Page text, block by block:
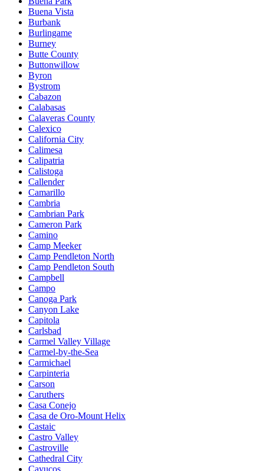
Buena Vista
Burbank
Burlingame
Burney
Butte County
Buttonwillow
Byron
Bystrom
Cabazon
Calabasas
Calaveras County
Calexico
California City
Calimesa
Calipatria
Calistoga
Callender
Camarillo
Cambria
Cambrian Park
Cameron Park
Camino
Camp Meeker
Camp Pendleton North
Camp Pendleton South
Campbell
Campo
Canoga Park
Canyon Lake
Capitola
Carlsbad
Carmel Valley Village
Carmel-by-the-Sea
Carmichael
Carpinteria
Carson
Caruthers
Casa Conejo
Casa de Oro-Mount Helix
Castaic
Castro Valley
Castroville
Cathedral City
Cayucos